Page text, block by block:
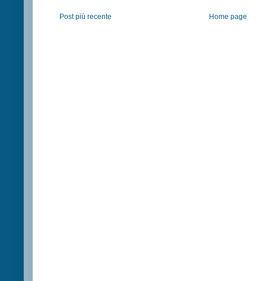
Post più recente Home page